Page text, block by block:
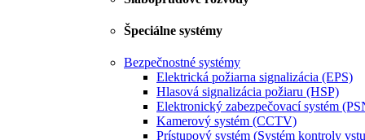
Špeciálne systémy
Bezpečnostné systémy
Elektrická požiarna signalizácia (EPS)
Hlasová signalizácia požiaru (HSP)
Elektronický zabezpečovací systém
Kamerový systém (CCTV)
Prístupový systém (Systém kontroly